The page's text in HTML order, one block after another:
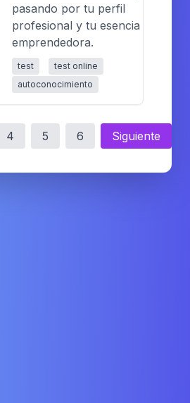
pasando por tu perfil
profesional y tu esencia
emprendedora.
test
test online
autoconocimiento
4 5 6 Siguiente